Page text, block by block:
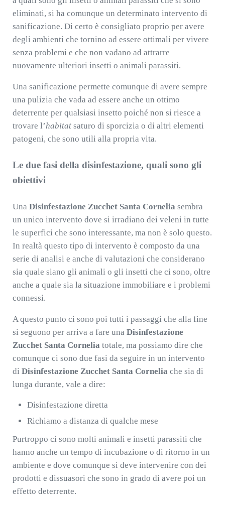
eliminati, si ha comunque un determinato intervento di
sanificazione. Di certo è consigliato proprio per avere
degli ambienti che tornino ad essere ottimali per vivere
senza problemi e che non vadano ad attrarre
nuovamente ulteriori insetti o animali parassiti.
Una sanificazione permette comunque di avere sempre
una pulizia che vada ad essere anche un ottimo
deterrente per qualsiasi insetto poiché non si riesce a
trovare l’habitatsaturo di sporcizia o di altri elementi
patogeni, che sono utili alla propria vita.
Le due fasi della disinfestazione, quali sono gli
obiettivi
Una Disinfestazione Zucchet Santa Cornelia sembra
un unico intervento dove si irradiano dei veleni in tutte
le superfici che sono interessante, ma non è solo questo.
In realtà questo tipo di intervento è composto da una
serie di analisi e anche di valutazioni che considerano
sia quale siano gli animali o gli insetti che ci sono, oltre
anche a quale sia la situazione immobiliare e i problemi
connessi.
A questo punto ci sono poi tutti i passaggi che alla fine
si seguono per arriva a fare una Disinfestazione
Zucchet Santa Cornelia totale, ma possiamo dire che
comunque ci sono due fasi da seguire in un intervento
di Disinfestazione Zucchet Santa Cornelia che sia di
lunga durante, vale a dire:
Disinfestazione diretta
Richiamo a distanza di qualche mese
Purtroppo ci sono molti animali e insetti parassiti che
hanno anche un tempo di incubazione o di ritorno in un
ambiente e dove comunque si deve intervenire con dei
prodotti e dissuasori che sono in grado di avere poi un
effetto deterrente.